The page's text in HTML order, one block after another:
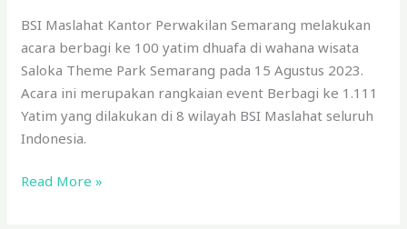
BSI Maslahat Kantor Perwakilan Semarang melakukan
acara berbagi ke 100 yatim dhuafa di wahana wisata
Saloka Theme Park Semarang pada 15 Agustus 2023.
Acara ini merupakan rangkaian event Berbagi ke 1.111
Yatim yang dilakukan di 8 wilayah BSI Maslahat seluruh
Indonesia.
Read More »